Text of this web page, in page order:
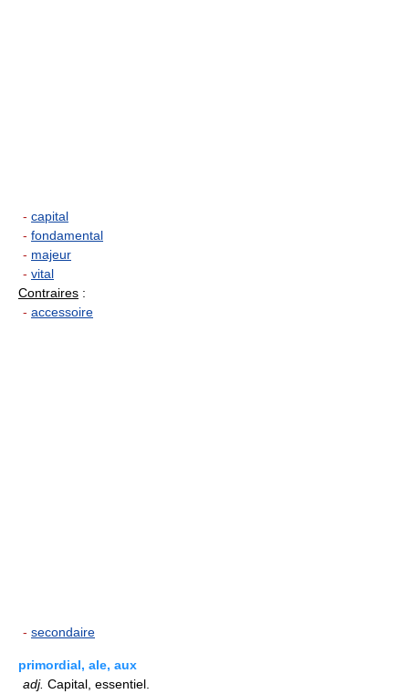
- capital
- fondamental
- majeur
- vital
Contraires :
- accessoire
- secondaire
primordial, ale, aux
adj. Capital, essentiel.